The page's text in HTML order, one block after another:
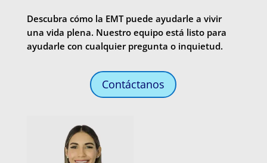
Descubra cómo la EMT puede ayudarle a vivir
una vida plena. Nuestro equipo está listo para
ayudarle con cualquier pregunta o inquietud.
Contáctanos